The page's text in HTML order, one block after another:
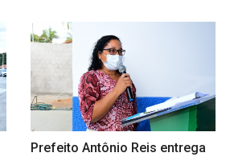
Prefeito Antônio Reis entrega